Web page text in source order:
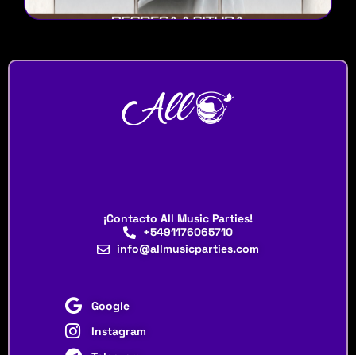
¡Contacto All Music Parties!
+5491176065710
info@allmusicparties.com
Google
Instagram